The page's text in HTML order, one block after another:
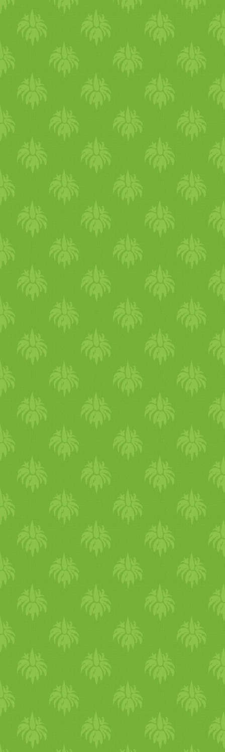
árnyékos, hűvös helyeken. A
zsúfolt, forró tengerpartok
helyett, ilyenkor jobb a
hegyvidéki környezet.
Öltözködés Az időjárás ellen
megfelelő öltözködéssel is
tudsz védekezni. Hordj laza,
jól szellőző, kényelmes
ruházatot, ami fedi a
bőrödet. A ruha természetes
anyagból készüljön - pamut,
len, selyem. Hölgyeknek
kifejezetten érdemes
gyöngyöt hordani, mert
hűsítő hatású. Bőrápolás
Védd a bőröd a leégéstől -
elsődlegesen öltözködéssel.
Az olajos masszázs is
a lehető legjobb, ha minden
reggel végzel ájurvédikus
önmasszázst. A nyári
hőségben, pitta alkatúaknak
ehhez a legjobb a
mert hűsíti a testet.
Testmozgás Ne terheld túl a
szervezeted, kerülj minden
megerőltető testmozgást.
Amikor a nap erősen süt, ne